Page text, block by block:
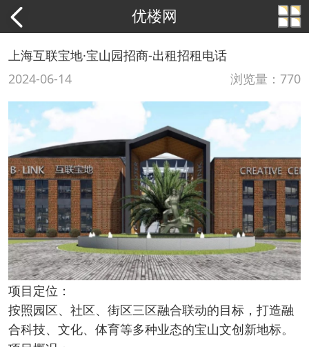
优楼网
上海互联宝地·宝山园招商-出租招租电话
2024-06-14
浏览量：770
项目定位：
按照园区、社区、街区三区融合联动的目标，打造融
合科技、文化、体育等多种业态的宝山文创新地标。